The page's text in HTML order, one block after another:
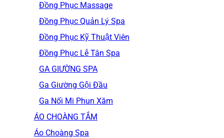
Đồng Phục Massage
Đồng Phục Quản Lý Spa
Đồng Phục Kỹ Thuật Viên
Đồng Phục Lễ Tân Spa
GA GIƯỜNG SPA
Ga Giường Gội Đầu
Ga Nối Mi Phun Xăm
ÁO CHOÀNG TẮM
Áo Choàng Spa